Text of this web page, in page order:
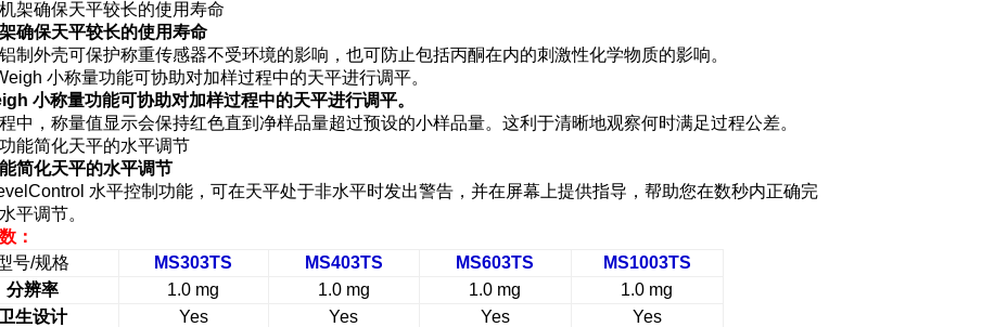
确保天平较长的使用寿命
制外壳可保护称重传感器不受环境的影响，也可防止包括丙酮在内的刺激性化学物质的影响。
小称量功能可协助对加样过程中的天平进行调平。
中，称量值显示会保持红色直到净样品量超过预设的小样品量。这利于清晰地观察何时满足过程公差。
简化天平的水平调节
水平控制功能，可在天平处于非水平时发出警告，并在屏幕上提供指导，帮助您在数秒内正确完
平调节。
：
号/规格 MS303TS MS403TS MS603TS
MS1003TS
分辨率
1.0 mg 1.0 mg 1.0 mg
1.0 mg
卫生设计
Yes Yes Yes
Yes